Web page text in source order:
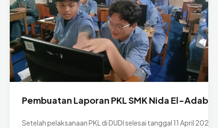
Pembuatan Laporan PKL SMK Nida El-Adabi
Setelah pelaksanaan PKL di DUDI selesai tanggal 11 April 2026